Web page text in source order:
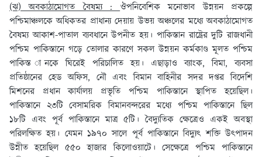
(ঝ) অবকাঠামোগত বৈষম্য :ঔপনিবেশিক মনোভাব উন্নয়ন প্রকল্পে
পশ্চিমাঞ্চলকে অধিকতর প্রাধান্য দেয়ায় উভয় অঞ্চলের মধ্যে অবকাঠামোগত
বৈষম্য আকাশ-পাতাল ব্যবধানে উপনীত হয়। পাকিস্তান রাষ্ট্রের দুটি রাজধানী
পশ্চিম পাকিস্তানে গড়ে তোলার কারণে সকল উন্নয়ন কর্মকাণ্ড মূলত পশ্চিম
পাকিস্ত ানকে ঘিরেই পরিচালিত হয়। এছাড়াও ব্যাংক, বিমা, ব্যবসা
প্রতিষ্ঠানের হেড অফিস, নৌ এবং বিমান বাহিনীর সদর দপ্তর বিদেশি
মিশনের প্রধান কার্যালয় প্রভৃতি পশ্চিম পাকিস্তানে স্থাপিত হয়েছিল।
পাকিস্তানে ২৩টি বেসামরিক বিমানবন্দরের মধ্যে পশ্চিম পাকিস্তানে ছিল
১৮টি এবং পূর্ব পাকিস্তানে মাত্র ৫টি। বৈদ্যুতিক ক্ষেত্রেও একই অবস্থা
পরিলক্ষিত হয়। যেমন ১৯৭০ সালে পূর্ব পাকিস্তানে বিদ্যুৎ শক্তি উৎপাদন
উন্নীত হয়েছিল ৫৫০ হাজার কিলোওয়াটে। সেক্ষেত্রে পশ্চিম পাকিস্তানে